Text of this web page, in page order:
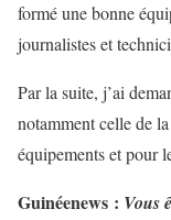
formé une bonne
journalistes et
Par la suite, j’ai
notamment celle de
équipements et pour
Guinéenews : Vous